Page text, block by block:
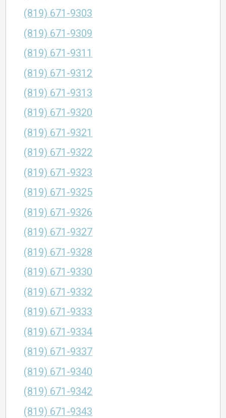
(819) 671-9303
(819) 671-9309
(819) 671-9311
(819) 671-9312
(819) 671-9313
(819) 671-9320
(819) 671-9321
(819) 671-9322
(819) 671-9323
(819) 671-9325
(819) 671-9326
(819) 671-9327
(819) 671-9328
(819) 671-9330
(819) 671-9332
(819) 671-9333
(819) 671-9334
(819) 671-9337
(819) 671-9340
(819) 671-9342
(819) 671-9343